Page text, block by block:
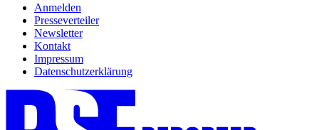
Anmelden
Presseverteiler
Newsletter
Kontakt
Impressum
Datenschutzerklärung